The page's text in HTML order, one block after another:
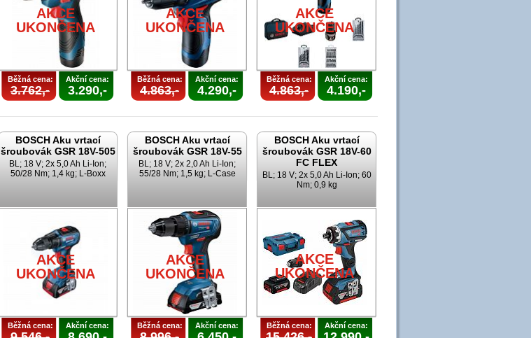
AKCE
UKONČENA
Běžná cena:
3.762,-
Akční cena:
3.290,-
AKCE
UKONČENA
Běžná cena:
4.863,-
Akční cena:
4.290,-
AKCE
UKONČENA
Běžná cena:
4.863,-
Akční cena:
4.190,-
BOSCH Aku vrtací
šroubovák GSR 18V-505
BL; 18 V; 2x 5,0 Ah Li-Ion;
50/28 Nm; 1,4 kg; L-Boxx
AKCE
UKONČENA
Běžná cena: Akční cena:
BOSCH Aku vrtací
šroubovák GSR 18V-55
BL; 18 V; 2x 2,0 Ah Li-Ion;
55/28 Nm; 1,5 kg; L-Case
AKCE
UKONČENA
Běžná cena: Akční cena:
BOSCH Aku vrtací
šroubovák GSR 18V-60
FC FLEX
BL; 18 V; 2x 5,0 Ah Li-Ion; 60
Nm; 0,9 kg
AKCE
UKONČENA
Běžná cena: Akční cena: